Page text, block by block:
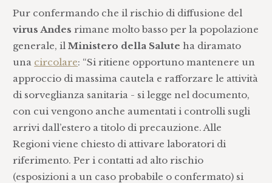
Pur confermando che il rischio di diffusione del
virus Andes rimane molto basso per la popolazione
generale, ilMinistero della Salute ha diramato
una circolare: “Si ritiene opportuno mantenere un
approccio di massima cautela e rafforzare le attività
di sorveglianza sanitaria - si legge nel documento,
con cui vengono anche aumentati i controlli sugli
arrivi dall’estero a titolo di precauzione. Alle
Regioni viene chiesto di attivare laboratori di
riferimento. Per i contatti ad alto rischio
(esposizioni a un caso probabile o confermato) si